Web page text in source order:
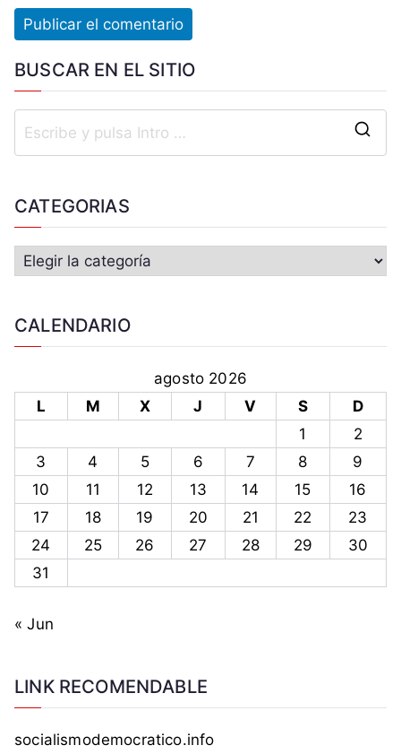
BUSCAR EN EL SITIO
CATEGORIAS
CALENDARIO
agosto 2026
L
M X J V S
D
1
2
3
4 5 6 7 8
9
10
11 12 13 14 15
16
17
18 19 20 21 22
23
24
25 26 27 28 29
30
31
« Jun
LINK RECOMENDABLE
socialismodemocratico.info